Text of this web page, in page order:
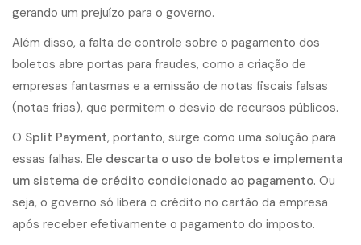
gerando um prejuízo para o governo.
Além disso, a falta de controle sobre o pagamento dos
boletos abre portas para fraudes, como a criação de
empresas fantasmas e a emissão de notas fiscais falsas
(notas frias), que permitem o desvio de recursos públicos.
O Split Payment, portanto, surge como uma solução para
essas falhas. Ele descarta o uso de boletos e implementa
um sistema de crédito condicionado ao pagamento. Ou
seja, o governo só libera o crédito no cartão da empresa
após receber efetivamente o pagamento do imposto.